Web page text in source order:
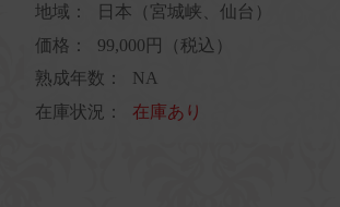
地域：
日本（宮城峡、仙台）
価格：
99,000円（税込）
熟成年数：
NA
在庫状況：
在庫あり